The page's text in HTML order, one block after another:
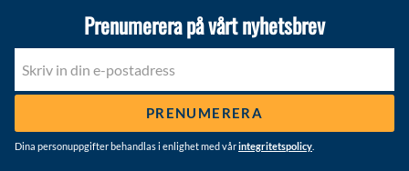
Prenumerera på vårt nyhetsbrev
PRENUMERERA
Dina personuppgifter behandlas i enlighet med vårintegritetspolicy